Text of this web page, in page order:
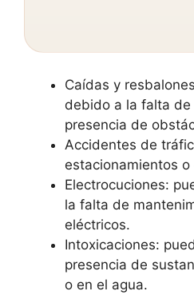
Caídas y
debido a la falta
presencia de
Accidentes de
estacionamientos
Electrocuciones:
la falta de
eléctricos.
Intoxicaciones:
presencia de
o en el agua.